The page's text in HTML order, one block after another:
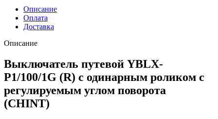
Описание
Оплата
Доставка
Описание
Выключатель путевой YBLX-
P1/100/1G (R) с одинарным роликом с
регулируемым углом поворота
(CHINT)